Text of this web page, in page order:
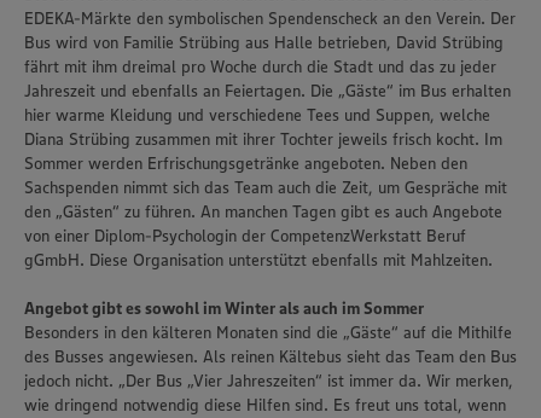
EDEKA-Märkte den symbolischen Spendenscheck an den Verein. Der
Bus wird von Familie Strübing aus Halle betrieben, David Strübing
fährt mit ihm dreimal pro Woche durch die Stadt und das zu jeder
Jahreszeit und ebenfalls an Feiertagen. Die „Gäste“ im Bus erhalten
hier warme Kleidung und verschiedene Tees und Suppen, welche
Diana Strübing zusammen mit ihrer Tochter jeweils frisch kocht. Im
Sommer werden Erfrischungsgetränke angeboten. Neben den
Sachspenden nimmt sich das Team auch die Zeit, um Gespräche mit
den „Gästen“ zu führen. An manchen Tagen gibt es auch Angebote
von einer Diplom-Psychologin der CompetenzWerkstatt Beruf
gGmbH. Diese Organisation unterstützt ebenfalls mit Mahlzeiten.
Angebot gibt es sowohl im Winter als auch im Sommer
Besonders in den kälteren Monaten sind die „Gäste“ auf die Mithilfe
des Busses angewiesen. Als reinen Kältebus sieht das Team den Bus
jedoch nicht. „Der Bus „Vier Jahreszeiten“ ist immer da. Wir merken,
wie dringend notwendig diese Hilfen sind. Es freut uns total, wenn